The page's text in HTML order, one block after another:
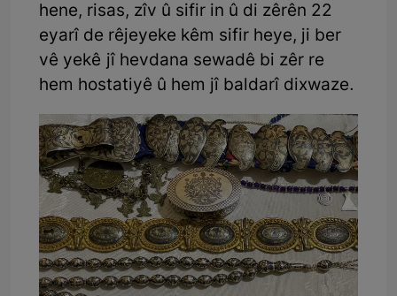
hene, risas, zîv û sifir in û di zêrên 22
eyarî de rêjeyeke kêm sifir heye, ji ber
vê yekê jî hevdana sewadê bi zêr re
hem hostatiyê û hem jî baldarî dixwaze.